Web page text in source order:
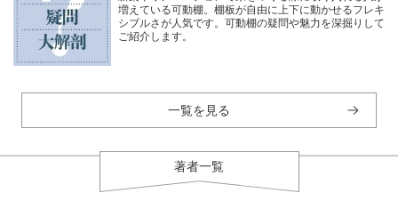
増えている可動棚。棚板が自由に上下に動かせるフレキ
シブルさが人気です。可動棚の疑問や魅力を深掘りして
ご紹介します。
一覧を見る
著者一覧